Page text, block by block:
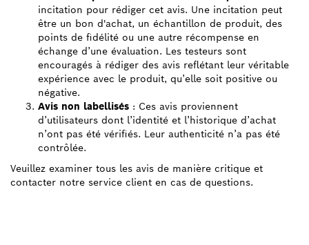
incitation pour rédiger cet avis. Une incitation peut
être un bon d'achat, un échantillon de produit, des
points de fidélité ou une autre récompense en
échange d’une évaluation. Les testeurs sont
encouragés à rédiger des avis reflétant leur véritable
expérience avec le produit, qu’elle soit positive ou
négative.
Avis non labellisés : Ces avis proviennent
d’utilisateurs dont l’identité et l’historique d’achat
n’ont pas été vérifiés. Leur authenticité n’a pas été
contrôlée.
Veuillez examiner tous les avis de manière critique et
contacter notre service client en cas de questions.